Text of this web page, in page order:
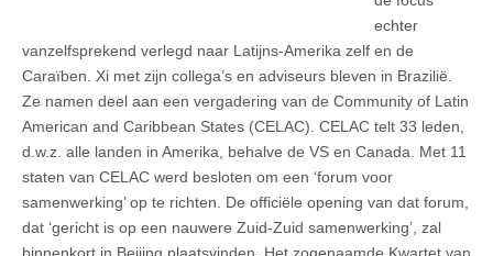
echter
vanzelfsprekend verlegd naar Latijns-Amerika zelf en de
Caraïben. Xi met zijn collega’s en adviseurs bleven in Brazilië.
Ze namen deel aan een vergadering van de Community of Latin
American and Caribbean States (CELAC). CELAC telt 33 leden,
d.w.z. alle landen in Amerika, behalve de VS en Canada. Met 11
staten van CELAC werd besloten om een ‘forum voor
samenwerking’ op te richten. De officiële opening van dat forum,
dat ‘gericht is op een nauwere Zuid-Zuid samenwerking’, zal